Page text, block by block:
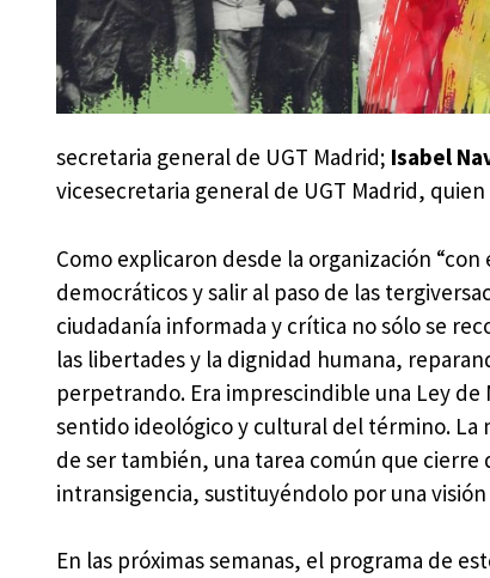
secretaria general de UGT Madrid; Isabel
vicesecretaria general de UGT Madrid,
Como explicaron desde la organización
democráticos y salir al paso de las
ciudadanía informada y crítica no sólo se
las libertades y la dignidad humana,
perpetrando. Era imprescindible una Ley
sentido ideológico y cultural del término. La
de ser también, una tarea común que
intransigencia, sustituyéndolo por una
En las próximas semanas, el programa de